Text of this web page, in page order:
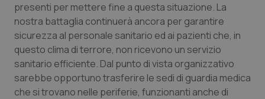
Provincia Autonoma di Bolzano
Provincia Autonoma di Trento
Puglia
Infezioni & Febbre
Ipertensione & Scompenso
Malattie rare
presenti per mettere fine a questa situazione. La
nostra battaglia continuerà ancora per garantire
sicurezza al personale sanitario ed ai pazienti che, in
questo clima di terrore, non ricevono un servizio
sanitario efficiente. Dal punto di vista organizzativo
sarebbe opportuno trasferire le sedi di guardia medica
che si trovano nelle periferie, funzionanti anche di